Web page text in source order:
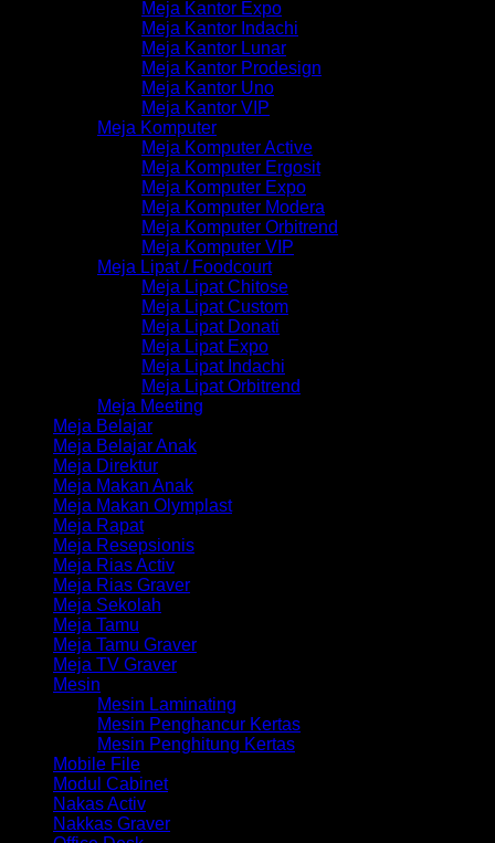
Meja Kantor Expo
Meja Kantor Indachi
Meja Kantor Lunar
Meja Kantor Prodesign
Meja Kantor Uno
Meja Kantor VIP
Meja Komputer
Meja Komputer Active
Meja Komputer Ergosit
Meja Komputer Expo
Meja Komputer Modera
Meja Komputer Orbitrend
Meja Komputer VIP
Meja Lipat / Foodcourt
Meja Lipat Chitose
Meja Lipat Custom
Meja Lipat Donati
Meja Lipat Expo
Meja Lipat Indachi
Meja Lipat Orbitrend
Meja Meeting
Meja Belajar
Meja Belajar Anak
Meja Direktur
Meja Makan Anak
Meja Makan Olymplast
Meja Rapat
Meja Resepsionis
Meja Rias Activ
Meja Rias Graver
Meja Sekolah
Meja Tamu
Meja Tamu Graver
Meja TV Graver
Mesin
Mesin Laminating
Mesin Penghancur Kertas
Mesin Penghitung Kertas
Mobile File
Modul Cabinet
Nakas Activ
Nakkas Graver